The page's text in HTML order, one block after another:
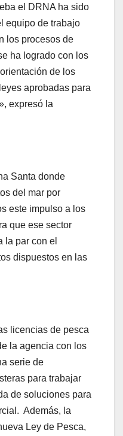
el DRNA ha sido
equipo de trabajo
los procesos de
ha logrado con los
de los
aprobadas para
expresó la
Santa donde
del mar por
este impulso a los
que ese sector
la par con el
dispuestos en las
licencias de pesca
la agencia con los
serie de
para trabajar
de soluciones para
Además, la
Ley de Pesca,